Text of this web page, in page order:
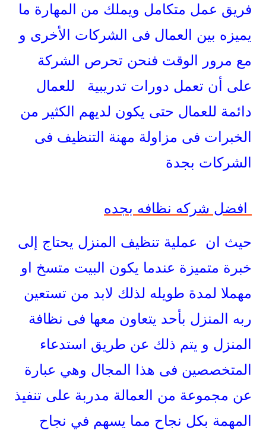
فريق عمل متكامل ويملك من المهارة ما
يميزه بين العمال فى الشركات الأخرى و
مع مرور الوقت فنحن تحرص الشركة
على أن تعمل دورات تدريبية للعمال
دائمة للعمال حتى يكون لديهم الكثير من
الخبرات فى مزاولة مهنة التنظيف فى
الشركات بجدة
افضل شركه نظافه بجده
حيث ان عملية تنظيف المنزل يحتاج إلى
خبرة متميزة عندما يكون البيت متسخ او
مهملا لمدة طويله لذلك لابد من تستعين
ربه المنزل بأحد يتعاون معها فى نظافة
المنزل و يتم ذلك عن طريق استدعاء
المتخصصين فى هذا المجال وهي عبارة
عن مجموعة من العمالة مدربة على تنفيذ
المهمة بكل نجاح مما يسهم في نجاح